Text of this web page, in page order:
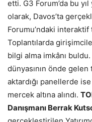
etti. G3 Forum’da bu
olarak, Davos’ta
Forumu’ndaki interaktif
Toplantılarda
bilgi alma imkânı
dünyasının önde
aktardığı panellerde
mercek altına alındı.
Danışmanı Berrak